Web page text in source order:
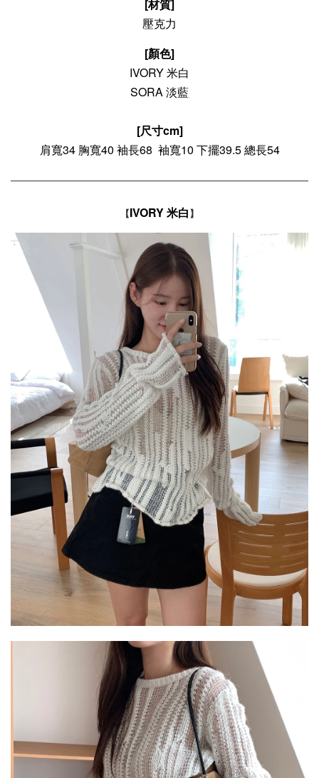
[材質]
壓克力
[顏色]
IVORY 米白
SORA 淡藍
[尺寸cm]
肩寬34 胸寬40 袖長68 袖寬10 下擺39.5 總長54
【IVORY 米白】